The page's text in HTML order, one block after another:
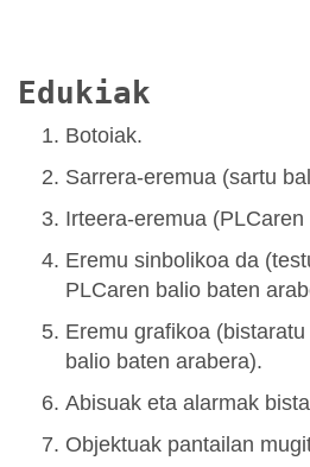
Edukiak
Botoiak.
Sarrera-eremua (sartu
Irteera-eremua
Eremu sinbolikoa da
PLCaren balio baten
Eremu grafikoa
balio baten arabera).
Abisuak eta alarmak
Objektuak pantailan